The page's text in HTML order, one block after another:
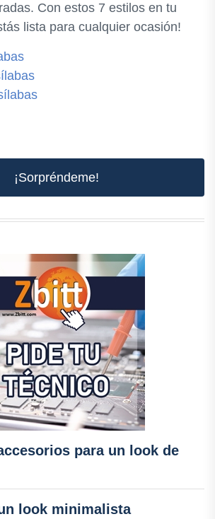
Con estos 7 estilos en tu
lista para cualquier ocasión!
¡Sorpréndeme!
para un look de
look minimalista